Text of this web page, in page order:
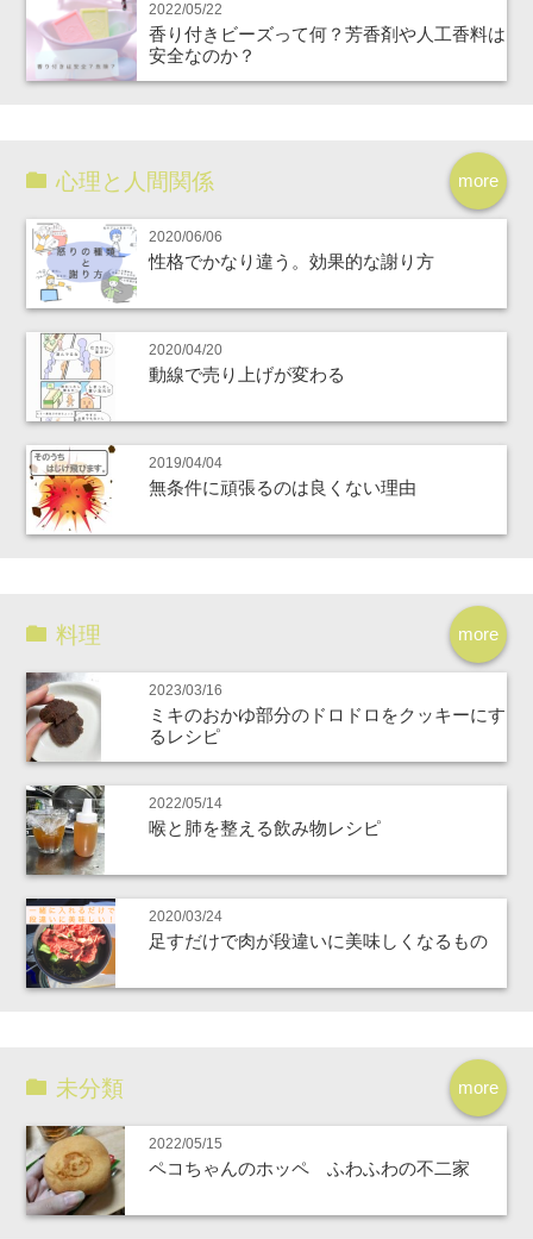
2022/05/22
香り付きビーズって何？芳香剤や人工香料は
安全なのか？
more
心理と人間関係
2020/06/06
性格でかなり違う。効果的な謝り方
2020/04/20
動線で売り上げが変わる
2019/04/04
無条件に頑張るのは良くない理由
more
料理
2023/03/16
ミキのおかゆ部分のドロドロをクッキーにす
るレシピ
2022/05/14
喉と肺を整える飲み物レシピ
2020/03/24
足すだけで肉が段違いに美味しくなるもの
more
未分類
2022/05/15
ペコちゃんのホッペ ふわふわの不二家